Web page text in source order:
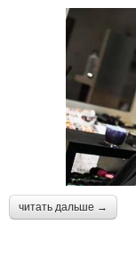
читать дальше →